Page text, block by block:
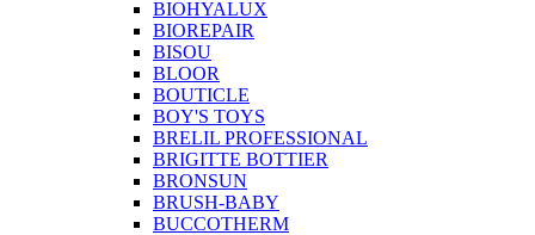
BIOHYALUX
BIOREPAIR
BISOU
BLOOR
BOUTICLE
BOY'S TOYS
BRELIL PROFESSIONAL
BRIGITTE BOTTIER
BRONSUN
BRUSH-BABY
BUCCOTHERM